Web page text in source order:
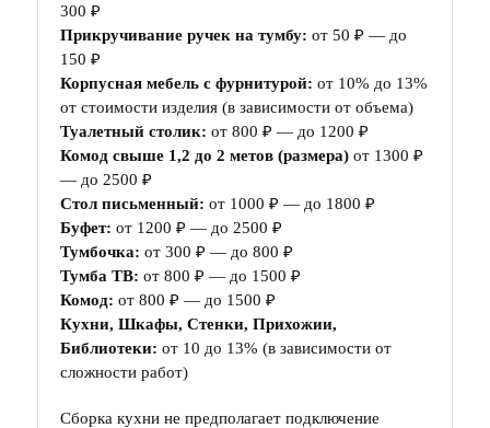
300 ₽
Прикручивание ручек на тумбу: от 50 ₽ — до
150 ₽
Корпусная мебель с фурнитурой: от 10% до 13%
от стоимости изделия (в зависимости от объема)
Туалетный столик: от 800 ₽ — до 1200 ₽
Комод свыше 1,2 до 2 метов (размера) от 1300 ₽
— до 2500 ₽
Стол письменный: от 1000 ₽ — до 1800 ₽
Буфет: от 1200 ₽ — до 2500 ₽
Тумбочка: от 300 ₽ — до 800 ₽
Тумба ТВ: от 800 ₽ — до 1500 ₽
Комод: от 800 ₽ — до 1500 ₽
Кухни, Шкафы, Стенки, Прихожии,
Библиотеки: от 10 до 13% (в зависимости от
сложности работ)
Сборка кухни не предполагает подключение